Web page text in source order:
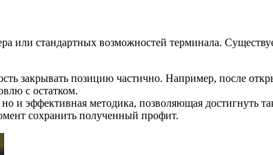
или стандартных возможностей терминала.
закрывать позицию частично. Например, после
с остатком.
и эффективная методика, позволяющая достигнуть
сохранить полученный профит.